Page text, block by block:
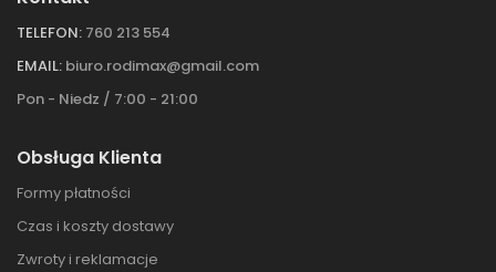
TELEFON: 760 213 554
EMAIL: biuro.rodimax@gmail.com
Pon - Niedz / 7:00 - 21:00
Obsługa Klienta
Formy płatności
Czas i koszty dostawy
Zwroty i reklamacje